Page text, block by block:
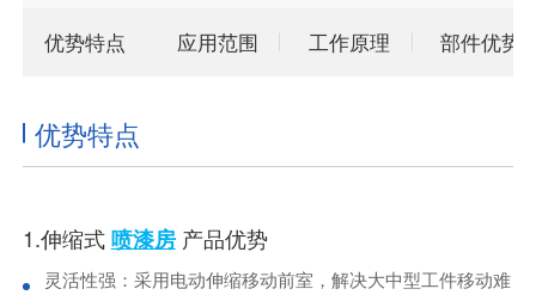
优势特点 应用范围 工作原理 部件优势
优势特点
1.伸缩式喷漆房产品优势
灵活性强：采用电动伸缩移动前室，解决大中型工件移动难